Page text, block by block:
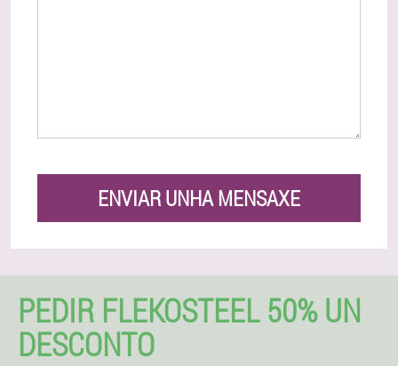
ENVIAR UNHA MENSAXE
PEDIR FLEKOSTEEL 50% UN
DESCONTO